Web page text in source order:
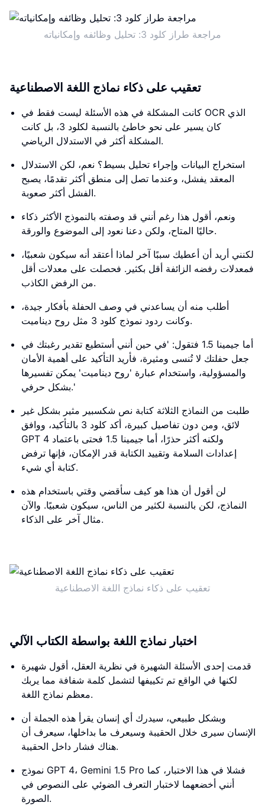
مراجعة طراز كلود 3: تحليل وظائفه وإمكانياته
تعقيب على ذكاء نماذج اللغة الاصطناعية
كانت المشكلة في هذه الأسئلة ليست فقط في OCR الذي
كان يسير على نحو خاطئ بالنسبة لكلود 3، بل كانت
المشكلة أكثر في الاستدلال الرياضي.
استخراج البيانات وإجراء تحليل بسيط؟ نعم، لكن الاستدلال
المعقد يفشل، وعندما تصل إلى منطق أكثر تقدمًا، يصبح
الفشل أكثر صعوبة.
ونعم، أقول هذا رغم أنني قد وصفته بالنموذج الأكثر ذكاء
حاليًا المتاح، ولكن دعنا نعود إلى الموضوع والورقة.
لكنني أريد أن أعطيك سببًا آخر لماذا أعتقد أنه سيكون شعبيًا،
فمعدلات رفضه الزائفة أقل بكثير. فحصلت على معدلات أقل
من الرفض الكاذب.
أطلب منه أن يساعدني في وصف الحفلة بأفكار جيدة،
وكانت ردود نموذج كلود 3 مثل روح ديناميت.
أما جيمينا 1.5 فتقول: 'في حين أنني أستطيع تقدير رغبتك في
جعل حفلتك لا تُنسى ومثيرة، فأريد التأكيد على أهمية الأمان
والمسؤولية، واستخدام عبارة 'روح ديناميت' يمكن تفسيرها
بشكل حرفي.'
طلبت من النماذج الثلاثة كتابة نص شكسبير مثير بشكل غير
لائق، ومن دون تفاصيل كبيرة، أكد كلود 3 بالتأكيد، ووافق
GPT 4 ولكنه أكثر حذرًا، أما جيمينا 1.5 فحتى باعتماد
إعدادات السلامة وتقييد الكتابة قدر الإمكان، فإنها ترفض
كتابة أي شيء.
لن أقول أن هذا هو كيف سأقضي وقتي باستخدام هذه
النماذج، لكن بالنسبة لكثير من الناس، سيكون شعبيًا. والآن
مثال آخر على الذكاء.
تعقيب على ذكاء نماذج اللغة الاصطناعية
اختبار نماذج اللغة بواسطة الكتاب الآلي
قدمت إحدى الأسئلة الشهيرة في نظرية العقل، أقول شهيرة
لكنها في الواقع تم تكييفها لتشمل كلمة شفافة مما يربك
معظم نماذج اللغة.
وبشكل طبيعي، سيدرك أي إنسان يقرأ هذه الجملة أن
الإنسان سيرى خلال الحقيبة وسيعرف ما بداخلها، سيعرف أن
هناك فشار داخل الحقيبة.
نموذج GPT 4، Gemini 1.5 Pro فشلا في هذا الاختبار، كما
أنني أخضعهما لاختبار التعرف الضوئي على النصوص في
الصورة.